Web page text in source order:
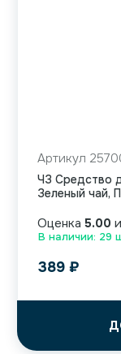
В наличии: 29
Артикул
ЧЗ Средство
Зеленый чай,
Оценка 5.00
389 ₽